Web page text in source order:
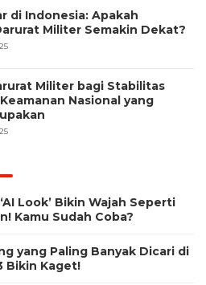
di Indonesia: Apakah
Militer Semakin Dekat?
Militer bagi Stabilitas
Nasional yang
Look’ Bikin Wajah Seperti
Kamu Sudah Coba?
yang Paling Banyak Dicari di
Bikin Kaget!